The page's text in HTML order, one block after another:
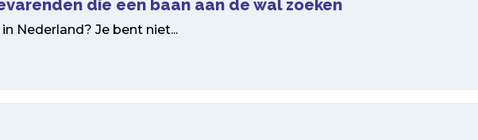
die een baan aan de wal zoeken
Nederland? Je bent niet...